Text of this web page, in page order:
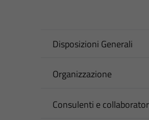
Disposizioni Generali
Organizzazione
Consulenti e